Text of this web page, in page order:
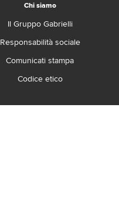
Chi siamo
Il Gruppo Gabrielli
Responsabilità sociale
Comunicati stampa
Codice etico